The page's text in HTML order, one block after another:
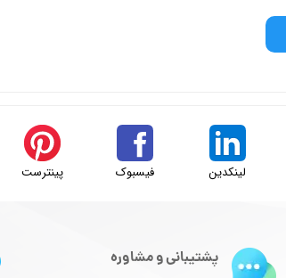
لینکدین فیسبوک پینترست
پشتیبانی و مشاوره